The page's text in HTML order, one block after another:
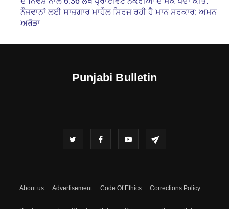
ਨੌਜਵਾਨਾਂ ਲਈ ਸਾਜ਼ਗਾਰ ਮਾਹੌਲ ਸਿਰਜ ਰਹੀ ਹੈ ਮਾਨ ਸਰਕਾਰ: ਅਮਨ
ਅਰੋੜਾ
Punjabi Bulletin
About us Advertisement Code Of Ethics Corrections Policy